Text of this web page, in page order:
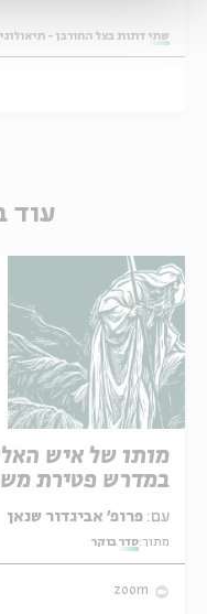
מתוך:
שתי דתות בצל החורבן -
עוד
מותו של איש
במדרש פטירת
עם:
מתוך:סדר בוקר
zoom